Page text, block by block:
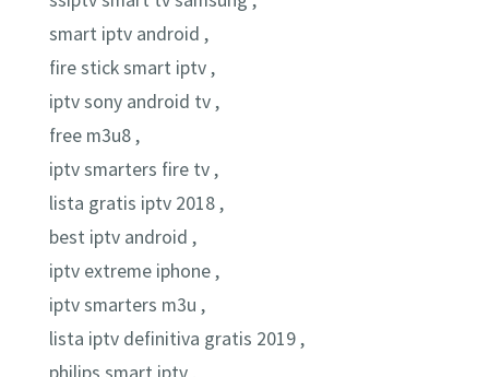
smart iptv android ,
fire stick smart iptv ,
iptv sony android tv ,
free m3u8 ,
iptv smarters fire tv ,
lista gratis iptv 2018 ,
best iptv android ,
iptv extreme iphone ,
iptv smarters m3u ,
lista iptv definitiva gratis 2019 ,